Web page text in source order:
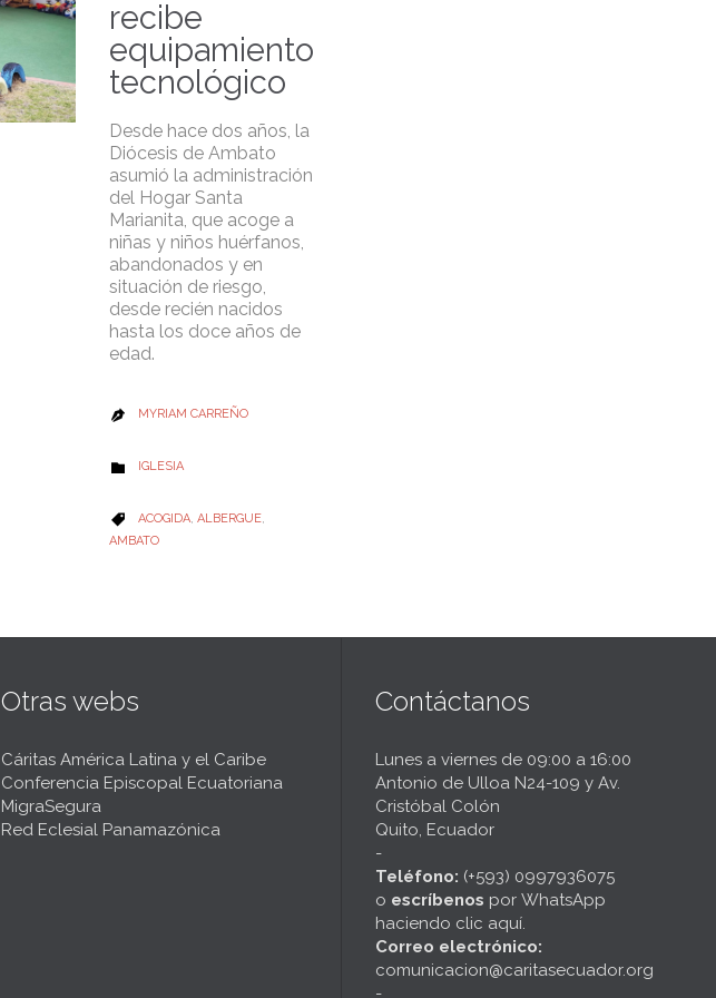
recibe
equipamiento
tecnológico
Desde hace dos años, la
Diócesis de Ambato
asumió la administración
del Hogar Santa
Marianita, que acoge a
niñas y niños huérfanos,
abandonados y en
situación de riesgo,
desde recién nacidos
hasta los doce años de
edad.
 MYRIAM CARREÑO
 CATEGORY
IGLESIA
 CATEGORY
ACOGIDA, ALBERGUE,
AMBATO
Otras webs
Cáritas América Latina y el Caribe
Conferencia Episcopal Ecuatoriana
MigraSegura
Red Eclesial Panamazónica
Contáctanos
Lunes a viernes de 09:00 a 16:00
Antonio de Ulloa N24-109 y Av.
Cristóbal Colón
Quito, Ecuador
-
Teléfono: (+593) 0997936075
o escríbenos por WhatsApp
haciendo clic aquí.
Correo electrónico:
comunicacion@caritasecuador.org
-